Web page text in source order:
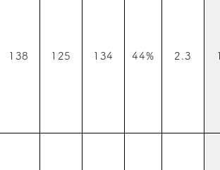
138 125 134 44% 2.3